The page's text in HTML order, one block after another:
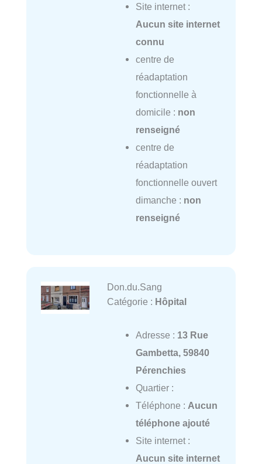
Site internet :
Aucun site internet
connu
centre de
réadaptation
fonctionnelle à
domicile : non
renseigné
centre de
réadaptation
fonctionnelle ouvert
dimanche : non
renseigné
Don.du.Sang
Catégorie : Hôpital
Adresse : 13 Rue
Gambetta, 59840
Pérenchies
Quartier :
Téléphone : Aucun
téléphone ajouté
Site internet :
Aucun site internet